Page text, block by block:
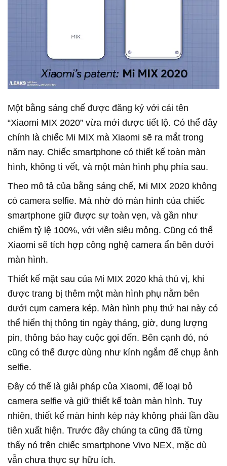
Một bằng sáng chế được đăng ký với cái tên
“Xiaomi MIX 2020” vừa mới được tiết lộ. Có thể đây
chính là chiếc Mi MIX mà Xiaomi sẽ ra mắt trong
năm nay. Chiếc smartphone có thiết kế toàn màn
hình, không tì vết, và một màn hình phụ phía sau.
Theo mô tả của bằng sáng chế, Mi MIX 2020 không
có camera selfie. Mà nhờ đó màn hình của chiếc
smartphone giữ được sự toàn vẹn, và gần như
chiếm tỷ lệ 100%, với viền siêu mỏng. Cũng có thể
Xiaomi sẽ tích hợp công nghệ camera ẩn bên dưới
màn hình.
Thiết kế mặt sau của Mi MIX 2020 khá thú vị, khi
được trang bị thêm một màn hình phụ nằm bên
dưới cụm camera kép. Màn hình phụ thứ hai này có
thể hiển thị thông tin ngày tháng, giờ, dung lượng
pin, thông báo hay cuộc gọi đến. Bên cạnh đó, nó
cũng có thể được dùng như kính ngắm để chụp ảnh
selfie.
Đây có thể là giải pháp của Xiaomi, để loại bỏ
camera selfie và giữ thiết kế toàn màn hình. Tuy
nhiên, thiết kế màn hình kép này không phải lần đầu
tiên xuất hiện. Trước đây chúng ta cũng đã từng
thấy nó trên chiếc smartphone Vivo NEX, mặc dù
vẫn chưa thực sự hữu ích.